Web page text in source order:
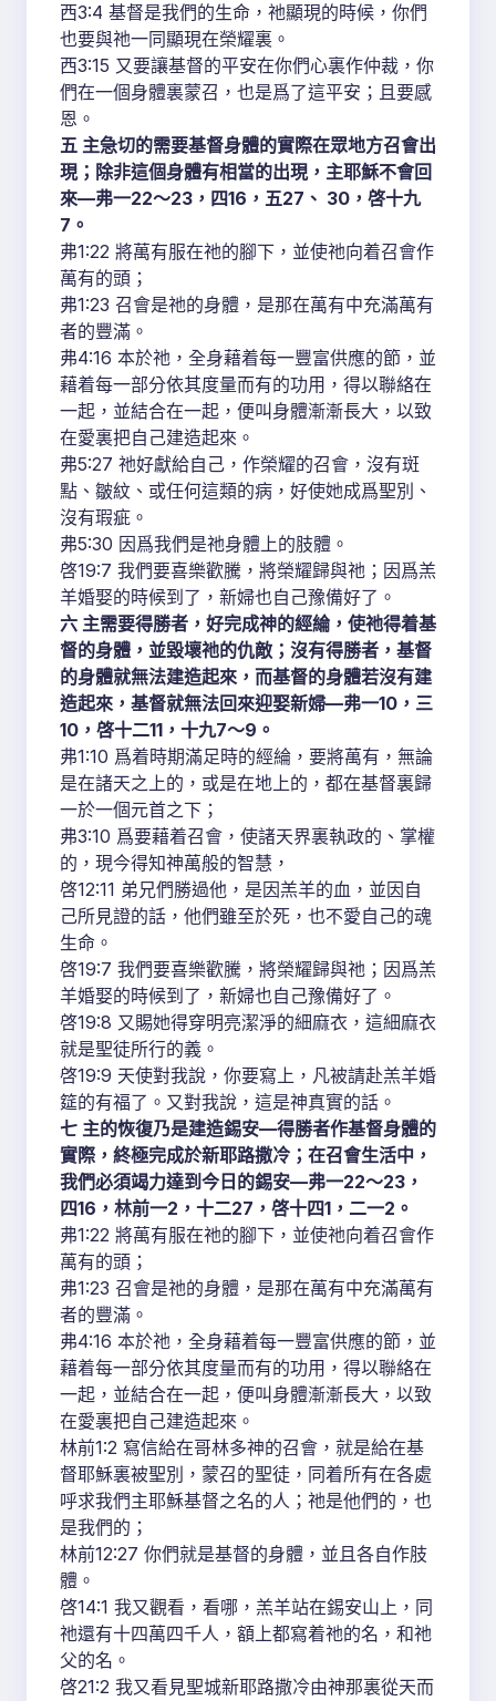
西3:4 基督是我們的生命，祂顯現的時候，你們
也要與祂一同顯現在榮耀裏。
西3:15 又要讓基督的平安在你們心裏作仲裁，你
們在一個身體裏蒙召，也是爲了這平安；且要感
恩。
五 主急切的需要基督身體的實際在眾地方召會出
現；除非這個身體有相當的出現，主耶穌不會回
來—弗一22～23，四16，五27、 30，啓十九
7。
弗1:22 將萬有服在祂的腳下，並使祂向着召會作
萬有的頭；
弗1:23 召會是祂的身體，是那在萬有中充滿萬有
者的豐滿。
弗4:16 本於祂，全身藉着每一豐富供應的節，並
藉着每一部分依其度量而有的功用，得以聯絡在
一起，並結合在一起，便叫身體漸漸長大，以致
在愛裏把自己建造起來。
弗5:27 祂好獻給自己，作榮耀的召會，沒有斑
點、皺紋、或任何這類的病，好使她成爲聖別、
沒有瑕疵。
弗5:30 因爲我們是祂身體上的肢體。
啓19:7 我們要喜樂歡騰，將榮耀歸與祂；因爲羔
羊婚娶的時候到了，新婦也自己豫備好了。
六 主需要得勝者，好完成神的經綸，使祂得着基
督的身體，並毀壞祂的仇敵；沒有得勝者，基督
的身體就無法建造起來，而基督的身體若沒有建
造起來，基督就無法回來迎娶新婦—弗一10，三
10，啓十二11，十九7～9。
弗1:10 爲着時期滿足時的經綸，要將萬有，無論
是在諸天之上的，或是在地上的，都在基督裏歸
一於一個元首之下；
弗3:10 爲要藉着召會，使諸天界裏執政的、掌權
的，現今得知神萬般的智慧，
啓12:11 弟兄們勝過他，是因羔羊的血，並因自
己所見證的話，他們雖至於死，也不愛自己的魂
生命。
啓19:7 我們要喜樂歡騰，將榮耀歸與祂；因爲羔
羊婚娶的時候到了，新婦也自己豫備好了。
啓19:8 又賜她得穿明亮潔淨的細麻衣，這細麻衣
就是聖徒所行的義。
啓19:9 天使對我說，你要寫上，凡被請赴羔羊婚
筵的有福了。又對我說，這是神真實的話。
七 主的恢復乃是建造錫安—得勝者作基督身體的
實際，終極完成於新耶路撒冷；在召會生活中，
我們必須竭力達到今日的錫安—弗一22～23，
四16，林前一2，十二27，啓十四1，二一2。
弗1:22 將萬有服在祂的腳下，並使祂向着召會作
萬有的頭；
弗1:23 召會是祂的身體，是那在萬有中充滿萬有
者的豐滿。
弗4:16 本於祂，全身藉着每一豐富供應的節，並
藉着每一部分依其度量而有的功用，得以聯絡在
一起，並結合在一起，便叫身體漸漸長大，以致
在愛裏把自己建造起來。
林前1:2 寫信給在哥林多神的召會，就是給在基
督耶穌裏被聖別，蒙召的聖徒，同着所有在各處
呼求我們主耶穌基督之名的人；祂是他們的，也
是我們的；
林前12:27 你們就是基督的身體，並且各自作肢
體。
啓14:1 我又觀看，看哪，羔羊站在錫安山上，同
祂還有十四萬四千人，額上都寫着祂的名，和祂
父的名。
啓21:2 我又看見聖城新耶路撒冷由神那裏從天而